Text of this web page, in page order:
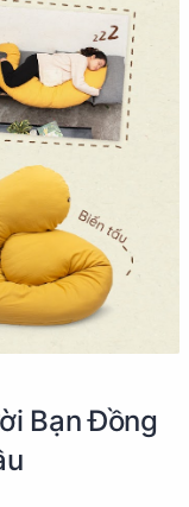
Bạn Đồng